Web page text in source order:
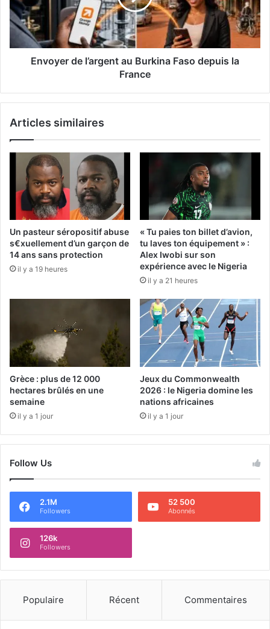
Envoyer de l’argent au Burkina Faso depuis la
France
Articles similaires
Un pasteur séropositif abuse
s€xuellement d’un garçon de
14 ans sans protection
il y a 19 heures
« Tu paies ton billet d’avion,
tu laves ton équipement » :
Alex Iwobi sur son
expérience avec le Nigeria
il y a 21 heures
Grèce : plus de 12 000
hectares brûlés en une
semaine
il y a 1 jour
Jeux du Commonwealth
2026 : le Nigeria domine les
nations africaines
il y a 1 jour
Follow Us
2.1M
Followers
52 500
Abonnés
126k
Followers
Populaire Récent Commentaires